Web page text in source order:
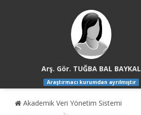
Arş. Gör. TUĞBA BAL BAYKAL
Araştırmacı kurumdan ayrılmıştır
Akademik Veri Yönetim Sistemi